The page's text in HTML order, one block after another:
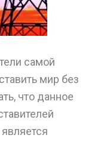
самой
мир без
что данное